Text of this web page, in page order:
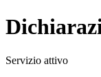
Servizio attivo